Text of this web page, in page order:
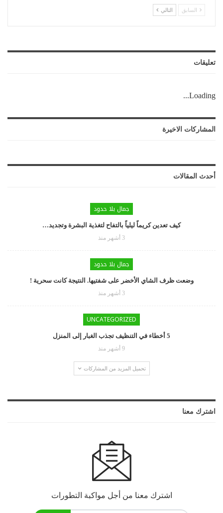
السابق التالي
تعليقات
Loading...
المشاركات الاخيرة
أحدث المقالات
جمال بلا حدود
كيف تعدين كريماً ليلياً بالتفاح لتغذية البشرة وتجديد…
3 أشهر منذ
جمال بلا حدود
وضعت ظرف الشاي الأخضر على شفتيها. النتيجة كانت سحرية !
3 أشهر منذ
UNCATEGORIZED
5 أخطاء في التنظيف تجذب الغبار إلى المنزل
9 أشهر منذ
تحميل المزيد من المشاركات
اشترك معنا
اشترك معنا من أجل مواكبة التطورات